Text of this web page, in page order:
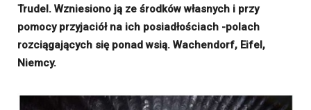
Trudel. Wzniesiono ją ze środków własnych i przy
pomocy przyjaciół na ich posiadłościach -polach
rozciągających się ponad wsią. Wachendorf, Eifel,
Niemcy.